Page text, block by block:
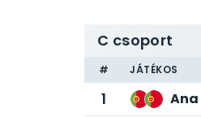
C csoport
# JÁTÉKOS
1 Ana